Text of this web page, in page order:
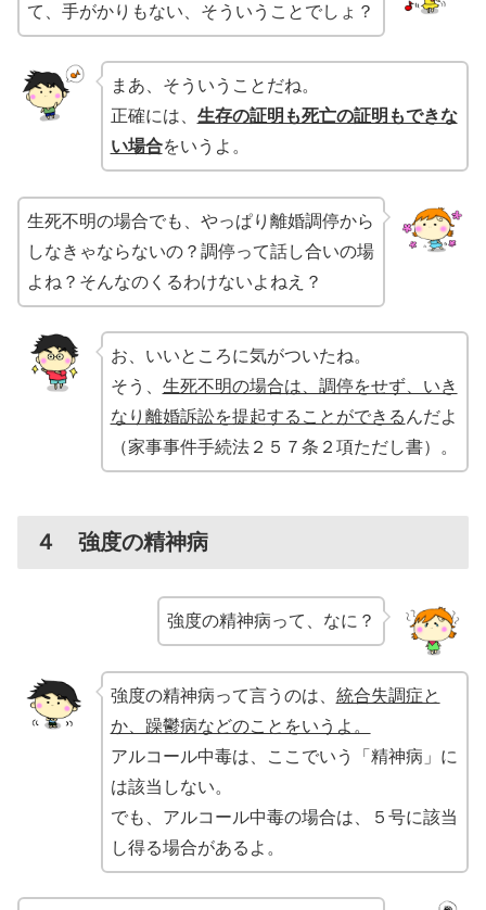
て、手がかりもない、そういうことでしょ？
まあ、そういうことだね。
正確には、 生存の証明も死亡の証明もできな
い場合をいうよ。
生死不明の場合でも、やっぱり離婚調停から
しなきゃならないの？調停って話し合いの場
よね？そんなのくるわけないよねえ？
お、いいところに気がついたね。
そう、 生死不明の場合は、調停をせず、いき
なり離婚訴訟を提起することができる んだよ
（家事事件手続法２５７条２項ただし書）。
４ 強度の精神病
強度の精神病って、なに？
強度の精神病って言うのは、 統合失調症と
か、躁鬱病などのことをいうよ。
アルコール中毒は、ここでいう「精神病」に
は該当しない。
でも、アルコール中毒の場合は、５号に該当
し得る場合があるよ。